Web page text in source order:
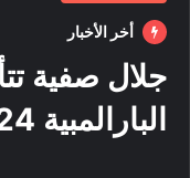
أخر الأخبار
جلال صفية
البارالمبية 2024 في باريس